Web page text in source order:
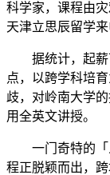
科学家，课程由
天津立思辰留学
据统计，起薪
点，以跨学科培
歧，对岭南大学
用全英文讲授。
一门奇特的「
程正脱颖而出，